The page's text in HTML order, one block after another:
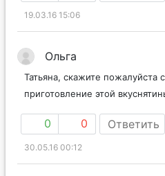
19.03.16 15:06
Ольга
Татьяна, скажите пожалуйста
приготовление этой
0 0 Ответить
30.05.16 00:12